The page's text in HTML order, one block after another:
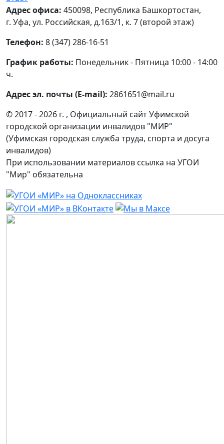
Адрес офиса: 450098, Республика Башкортостан,
г. Уфа, ул. Российская, д.163/1, к. 7 (второй этаж)
Телефон: 8 (347) 286-16-51
График работы: Понедельник - Пятница 10:00 - 14:00
ч.
Адрес эл. почты (E-mail): 2861651@mail.ru
© 2017 - 2026 г. , Официальный сайт Уфимской
городской организации инвалидов "МИР"
(Уфимская городская служба труда, спорта и досуга
инвалидов)
При использовании материалов ссылка на УГОИ
"Мир" обязательна